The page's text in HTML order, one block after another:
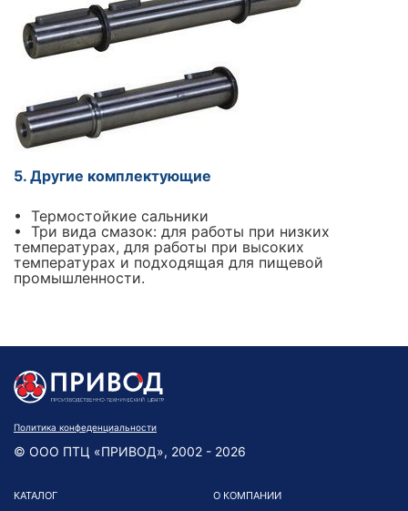
5. Другие комплектующие
• Термостойкие сальники
• Три вида смазок: для работы при низких
температурах, для работы при высоких
температурах и подходящая для пищевой
промышленности.
Политика конфеденциальности
© ООО ПТЦ «ПРИВОД», 2002 - 2026
КАТАЛОГ
О КОМПАНИИ